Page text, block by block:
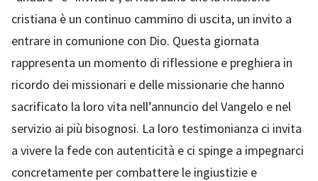
cristiana è un continuo cammino di uscita, un invito a
entrare in comunione con Dio. Questa giornata
rappresenta un momento di riflessione e preghiera in
ricordo dei missionari e delle missionarie che hanno
sacrificato la loro vita nell’annuncio del Vangelo e nel
servizio ai più bisognosi. La loro testimonianza ci invita
a vivere la fede con autenticità e ci spinge a impegnarci
concretamente per combattere le ingiustizie e